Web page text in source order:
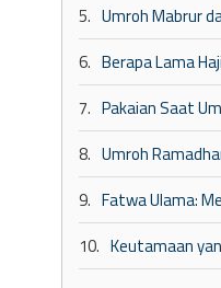
5.
6.
7.
8.
9.
10.